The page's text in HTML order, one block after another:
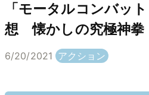
「モータルコンバッ
想 懐かしの究極神拳
6/20/2021 アクション